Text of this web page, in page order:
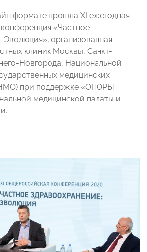
формате прошла XI ежегодная
«Частное
Эволюция», организованная
клиник Москвы, Санкт-
Новгорода, Национальной
медицинских
при поддержке «ОПОРЫ
медицинской палаты и